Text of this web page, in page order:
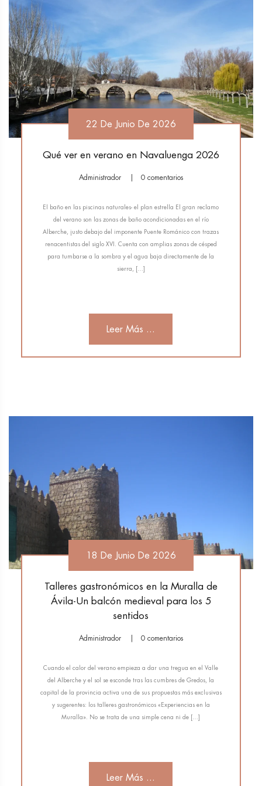
22 De Junio De 2026
Qué ver en verano en Navaluenga 2026
Administrador 0 comentarios
El baño en las piscinas naturales- el plan estrella El gran reclamo
del verano son las zonas de baño acondicionadas en el río
Alberche, justo debajo del imponente Puente Románico con trazas
renacentistas del siglo XVI. Cuenta con amplias zonas de césped
para tumbarse a la sombra y el agua baja directamente de la
sierra, […]
Leer Más ...
18 De Junio De 2026
Talleres gastronómicos en la Muralla de
Ávila-Un balcón medieval para los 5
sentidos
Administrador 0 comentarios
Cuando el calor del verano empieza a dar una tregua en el Valle
del Alberche y el sol se esconde tras las cumbres de Gredos, la
capital de la provincia activa una de sus propuestas más exclusivas
y sugerentes: los talleres gastronómicos «Experiencias en la
Muralla». No se trata de una simple cena ni de […]
Leer Más ...